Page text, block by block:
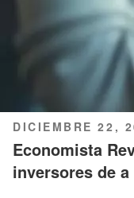
PUBLICADO
EL
DICIEMBRE 22,
Economista
inversores de